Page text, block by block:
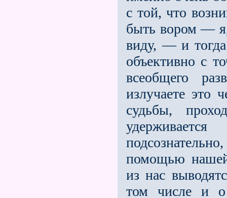
с той, что
быть вором —
виду, — и
объективно с
всеобщего
излучаете это
судьбы,
помощью нашей
из нас
том числе и о